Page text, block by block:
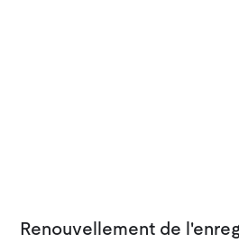
Renouvellement de